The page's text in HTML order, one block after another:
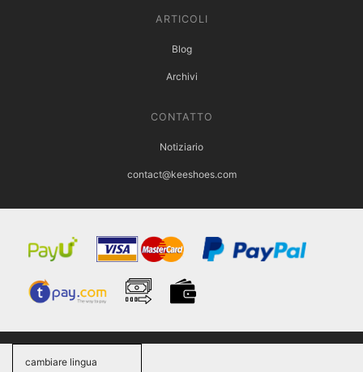
ARTICOLI
Blog
Archivi
CONTATTO
Notiziario
contact@keeshoes.com
cambiare lingua